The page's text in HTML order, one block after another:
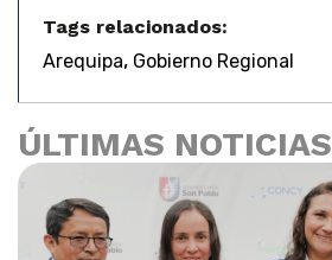
Tags relacionados:
Arequipa, Gobierno Regional
ÚLTIMAS NOTICIAS